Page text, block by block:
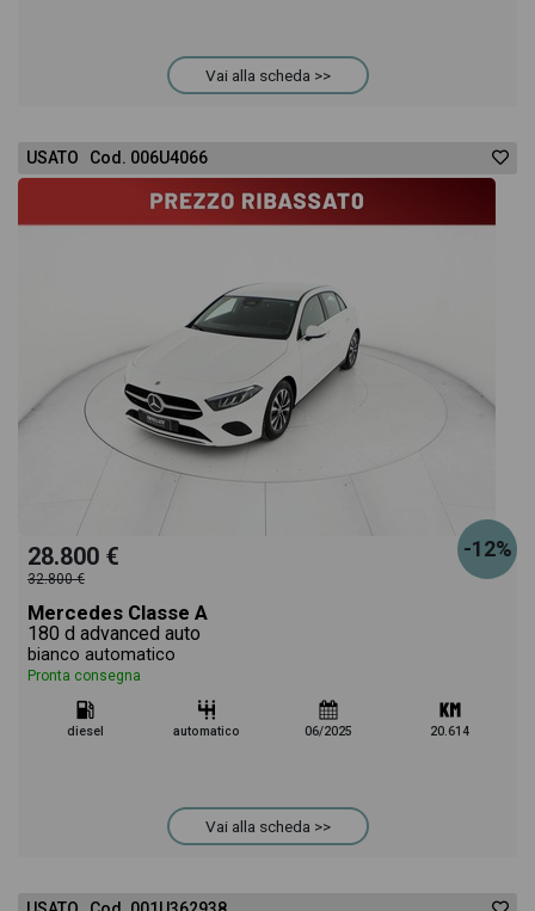
Vai alla scheda >>
USATO Cod. 006U4066
-12%
28.800 €
32.800 €
Mercedes Classe A
180 d advanced auto
bianco automatico
Pronta consegna
diesel automatico 06/2025 20.614
Vai alla scheda >>